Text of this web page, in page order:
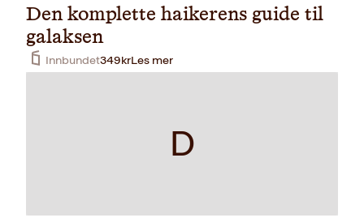
Den komplette haikerens guide til
galaksen
Innbundet349krLes mer
D